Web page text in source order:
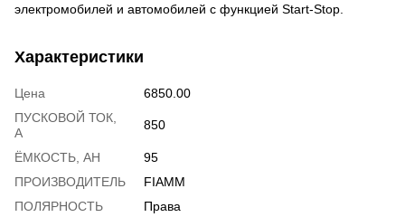
электромобилей и автомобилей с функцией Start-Stop.
Характеристики
Цена
6850.00
ПУСКОВОЙ ТОК,
А
850
ЁМКОСТЬ, АH
95
ПРОИЗВОДИТЕЛЬ
FIAMM
ПОЛЯРНОСТЬ
Права